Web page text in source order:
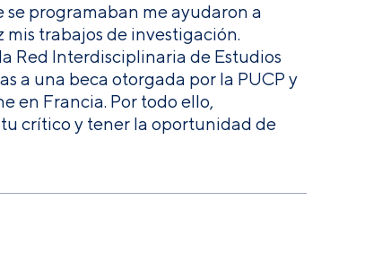
se programaban me ayudaron a
trabajos de investigación.
Red Interdisciplinaria de Estudios
a una beca otorgada por la PUCP y
en Francia. Por todo ello,
crítico y tener la oportunidad de